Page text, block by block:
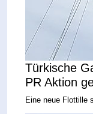
Türkische
PR Aktion
Eine neue Flottille